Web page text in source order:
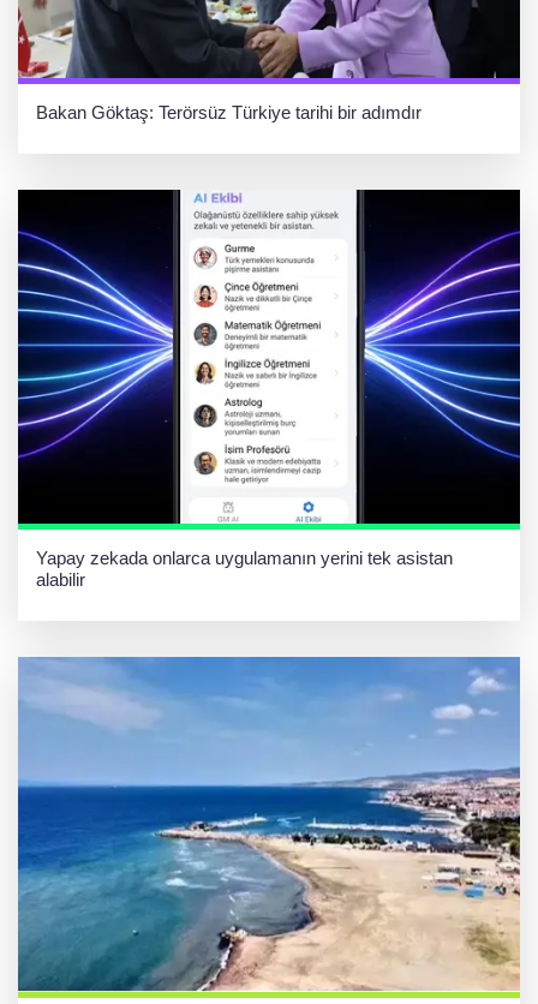
Bakan Göktaş: Terörsüz Türkiye tarihi bir adımdır
Yapay zekada onlarca uygulamanın yerini tek asistan
alabilir